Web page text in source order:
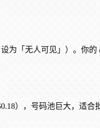
「无人可见」）。你
），号码池巨大，适合